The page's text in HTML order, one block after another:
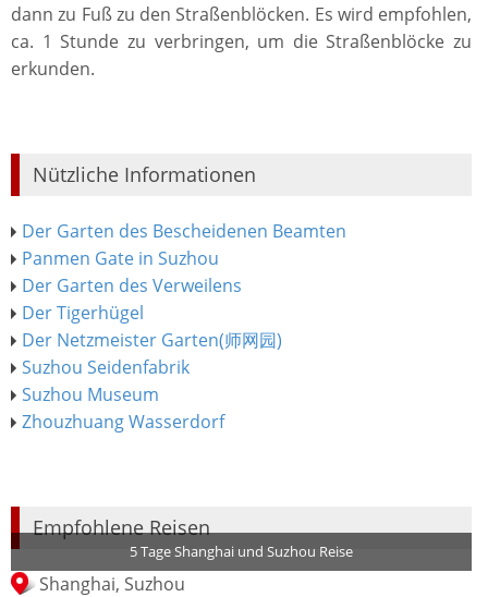
dann zu Fuß zu den Straßenblöcken. Es wird empfohlen,
ca. 1 Stunde zu verbringen, um die Straßenblöcke zu
erkunden.
Nützliche Informationen
Der Garten des Bescheidenen Beamten
Panmen Gate in Suzhou
Der Garten des Verweilens
Der Tigerhügel
Der Netzmeister Garten(师网园)
Suzhou Seidenfabrik
Suzhou Museum
Zhouzhuang Wasserdorf
Empfohlene Reisen
5 Tage Shanghai und Suzhou Reise
Shanghai, Suzhou